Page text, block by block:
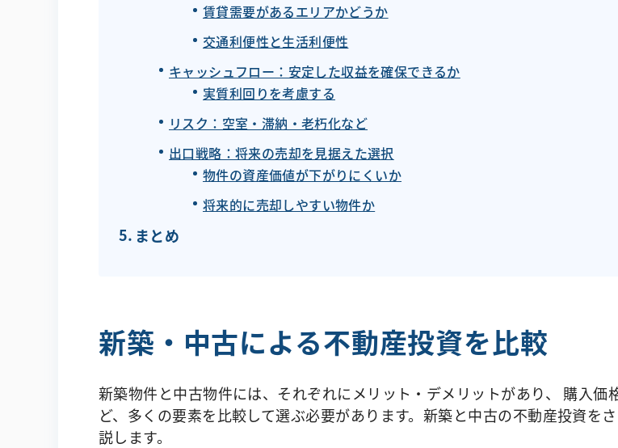
賃貸需要があるエリアかどうか
交通利便性と生活利便性
キャッシュフロー：安定した収益を確保できるか
実質利回りを考慮する
リスク：空室・滞納・老朽化など
出口戦略：将来の売却を見据えた選択
物件の資産価値が下がりにくいか
将来的に売却しやすい物件か
まとめ
新築・中古による不動産投資を比較
新築物件と中古物件には、それぞれにメリット・デメリットがあり、 購入
ど、多くの要素を比較して選ぶ必要があります。新築と中古の不動産投資を
説します。